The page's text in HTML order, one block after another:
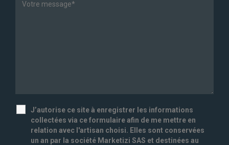
J’autorise ce site à enregistrer les informations
collectées via ce formulaire afin de me mettre en
relation avec l'artisan choisi. Elles sont conservées
un an par la société Marketizi SAS et destinées au